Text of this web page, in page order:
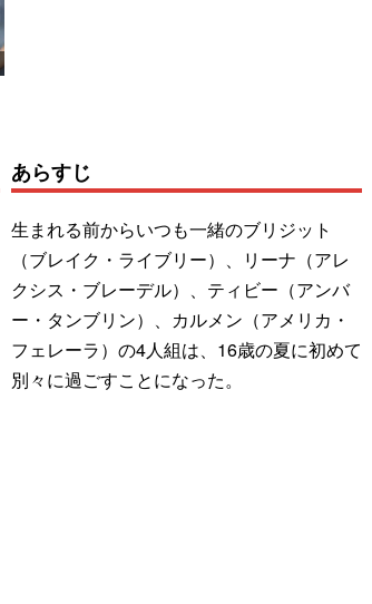
あらすじ
生まれる前からいつも一緒のブリジット
（ブレイク・ライブリー）、リーナ（アレ
クシス・ブレーデル）、ティビー（アンバ
ー・タンブリン）、カルメン（アメリカ・
フェレーラ）の4人組は、16歳の夏に初めて
別々に過ごすことになった。